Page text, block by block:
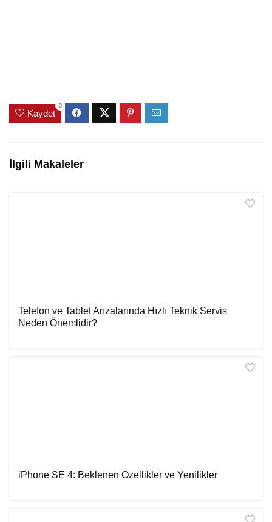
Kaydet
0
İlgili Makaleler
Telefon ve Tablet Arızalarında Hızlı Teknik Servis
Neden Önemlidir?
iPhone SE 4: Beklenen Özellikler ve Yenilikler